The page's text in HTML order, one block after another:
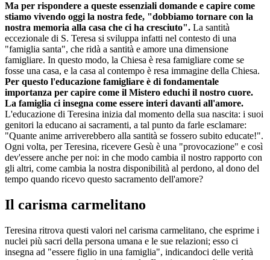
Ma per rispondere a queste essenziali domande e capire come
stiamo vivendo oggi la nostra fede, "dobbiamo tornare con la
nostra memoria alla casa che ci ha cresciuto". La santità
eccezionale di S. Teresa si sviluppa infatti nel contesto di una
"famiglia santa", che ridà a santità e amore una dimensione
famigliare. In questo modo, la Chiesa è resa famigliare come se
fosse una casa, e la casa al contempo è resa immagine della Chiesa.
Per questo l'educazione famigliare è di fondamentale
importanza per capire come il Mistero educhi il nostro cuore.
La famiglia ci insegna come essere interi davanti all'amore.
L'educazione di Teresina inizia dal momento della sua nascita: i suoi
genitori la educano ai sacramenti, a tal punto da farle esclamare:
"Quante anime arriverebbero alla santità se fossero subito educate!".
Ogni volta, per Teresina, ricevere Gesù è una "provocazione" e così
dev'essere anche per noi: in che modo cambia il nostro rapporto con
gli altri, come cambia la nostra disponibilità al perdono, al dono del
tempo quando ricevo questo sacramento dell'amore?
Il carisma carmelitano
Teresina ritrova questi valori nel carisma carmelitano, che esprime i
nuclei più sacri della persona umana e le sue relazioni; esso ci
insegna ad "essere figlio in una famiglia", indicandoci delle verità